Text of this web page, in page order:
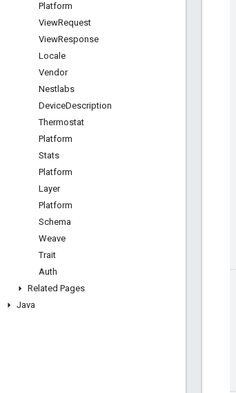
Platform
ViewRequest
ViewResponse
Locale
Vendor
Nestlabs
DeviceDescription
Thermostat
Platform
Stats
Platform
Layer
Platform
Schema
Weave
Trait
Auth
Related Pages
Java